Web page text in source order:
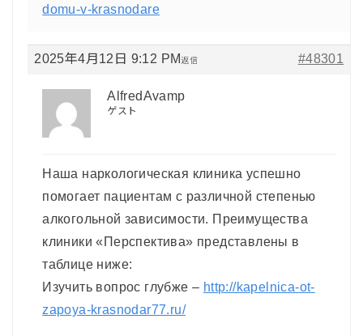
domu-v-krasnodare
2025年4月12日 9:12 PM #48301
返信
AlfredAvamp
ゲスト
Наша наркологическая клиника успешно
помогает пациентам с различной степенью
алкогольной зависимости. Преимущества
клиники «Перспектива» представлены в
таблице ниже:
Изучить вопрос глубже – http://kapelnica-ot-
zapoya-krasnodar77.ru/